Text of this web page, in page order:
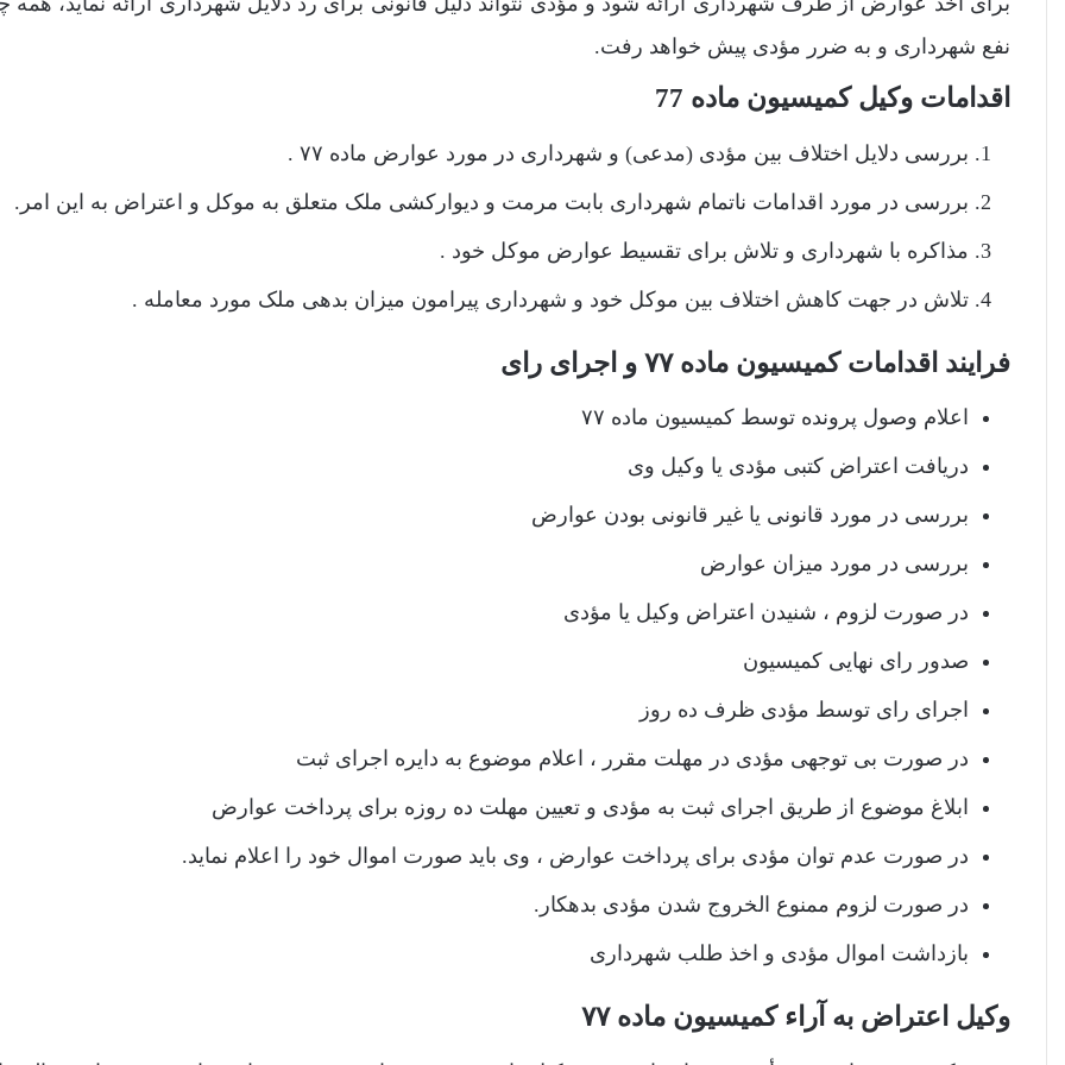
نفع شهرداری و به ضرر مؤدی پیش خواهد رفت.
اقدامات وکیل کمیسیون ماده 77
بررسی دلایل اختلاف بین مؤدی (مدعی) و شهرداری در مورد عوارض ماده ۷۷ .
بررسی در مورد اقدامات ناتمام شهرداری بابت مرمت و دیوارکشی ملک متعلق به موکل و اعتراض به این امر.
مذاکره با شهرداری و تلاش برای تقسیط عوارض موکل خود .
تلاش در جهت کاهش اختلاف بین موکل خود و شهرداری پیرامون میزان بدهی ملک مورد معامله .
فرایند اقدامات کمیسیون ماده ۷۷ و اجرای رای
اعلام وصول پرونده توسط کمیسیون ماده ۷۷
دریافت اعتراض کتبی مؤدی یا وکیل وی
بررسی در مورد قانونی یا غیر قانونی بودن عوارض
بررسی در مورد میزان عوارض
در صورت لزوم ، شنیدن اعتراض وکیل یا مؤدی
صدور رای نهایی کمیسیون
اجرای رای توسط مؤدی ظرف ده روز
در صورت بی توجهی مؤدی در مهلت مقرر ، اعلام موضوع به دایره اجرای ثبت
ابلاغ موضوع از طریق اجرای ثبت به مؤدی و تعیین مهلت ده روزه برای پرداخت عوارض
در صورت عدم توان مؤدی برای پرداخت عوارض ، وی باید صورت اموال خود را اعلام نماید.
در صورت لزوم ممنوع الخروج شدن مؤدی بدهکار.
بازداشت اموال مؤدی و اخذ طلب شهرداری
وکیل اعتراض به آراء کمیسیون ماده ۷۷